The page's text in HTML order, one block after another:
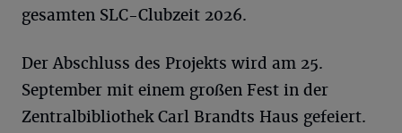
gesamten SLC-Clubzeit 2026.
Der Abschluss des Projekts wird am 25.
September mit einem großen Fest in der
Zentralbibliothek Carl Brandts Haus gefeiert.